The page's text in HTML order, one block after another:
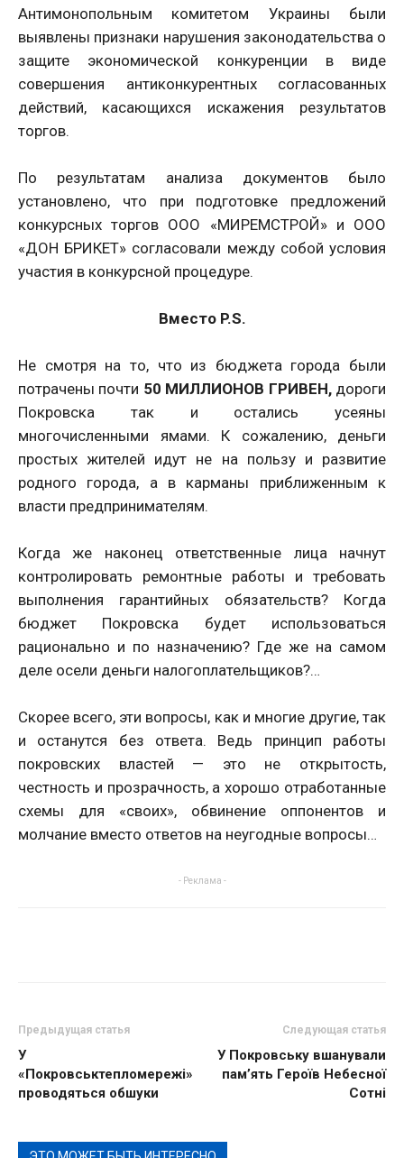
Антимонопольным комитетом Украины были
выявлены признаки нарушения законодательства о
защите экономической конкуренции в виде
совершения антиконкурентных согласованных
действий, касающихся искажения результатов
торгов.
По результатам анализа документов было
установлено, что при подготовке предложений
конкурсных торгов ООО «МИРЕМСТРОЙ» и ООО
«ДОН БРИКЕТ» согласовали между собой условия
участия в конкурсной процедуре.
Вместо P.S.
Не смотря на то, что из бюджета города были
потрачены почти 50 МИЛЛИОНОВ ГРИВЕН, дороги
Покровска так и остались усеяны
многочисленными ямами. К сожалению, деньги
простых жителей идут не на пользу и развитие
родного города, а в карманы приближенным к
власти предпринимателям.
Когда же наконец ответственные лица начнут
контролировать ремонтные работы и требовать
выполнения гарантийных обязательств? Когда
бюджет Покровска будет использоваться
рационально и по назначению? Где же на самом
деле осели деньги налогоплательщиков?…
Скорее всего, эти вопросы, как и многие другие, так
и останутся без ответа. Ведь принцип работы
покровских властей — это не открытость,
честность и прозрачность, а хорошо отработанные
схемы для «своих», обвинение оппонентов и
молчание вместо ответов на неугодные вопросы…
- Реклама -
Предыдущая статья
У
«Покровськтепломережі»
проводяться обшуки
Следующая статья
У Покровську вшанували
пам’ять Героїв Небесної
Сотні